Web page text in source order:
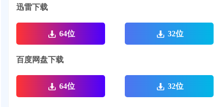
迅雷下载
64位 32位
百度网盘下载
64位 32位